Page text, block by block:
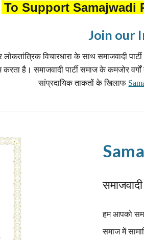
To Support Samajwadi
Join our
लोकतांत्रिक विचारधारा के साथ समाजवादी
करता है। समाजवादी पार्टी समाज के कमजोर
सांप्रदायिक ताकतों के खिलाफ
हम आपको
समाज में